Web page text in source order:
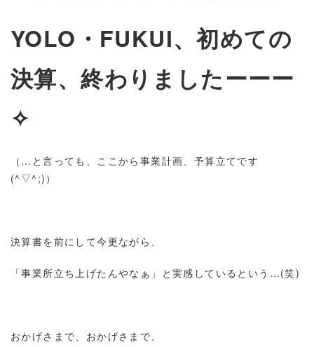
YOLO・FUKUI、初めての
決算、終わりましたーーー
✧
（…と言っても、ここから事業計画、予算立てです
(^▽^;)）
決算書を前にして今更ながら、
「事業所立ち上げたんやなぁ」と実感しているという…(笑)
おかげさまで、おかげさまで、